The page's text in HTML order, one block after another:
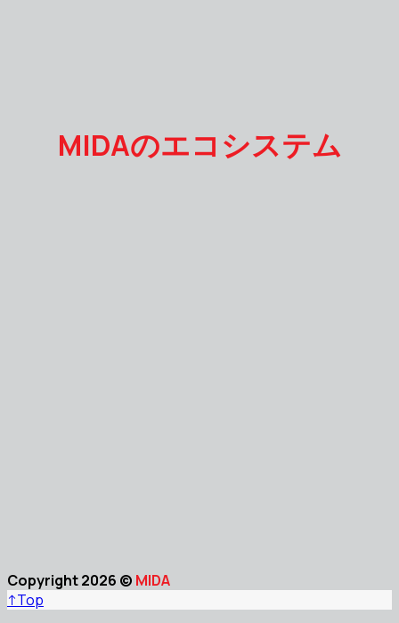
MIDAのエコシステム
Copyright 2026 © MIDA
↑Top